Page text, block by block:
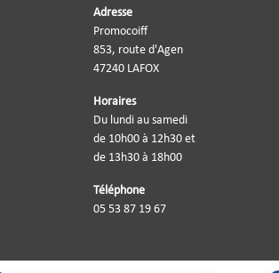
Adresse
Promocoiff
853, route d'Agen
47240 LAFOX
Horaires
Du lundi au samedi
de 10h00 à 12h30 et
de 13h30 à 18h00
Téléphone
05 53 87 19 67